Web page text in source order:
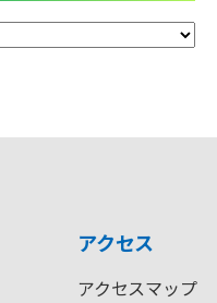
アクセス
アクセスマップ